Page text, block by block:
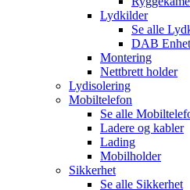
Lydkilder
Se alle
DAB
Montering
Nettbrett holder
Lydisolering
Mobiltelefon
Se alle
Ladere og kabler
Lading
Mobilholder
Sikkerhet
Se alle Sikkerhet